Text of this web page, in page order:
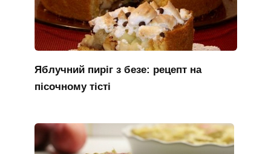
Яблучний пиріг з безе: рецепт на
пісочному тісті